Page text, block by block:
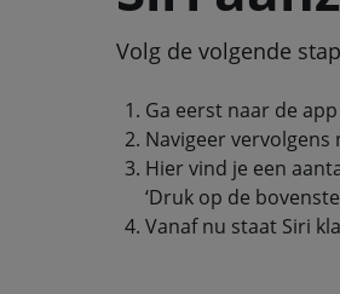
Volg de volgende
Ga eerst naar de app
Navigeer vervolgens
Hier vind je een
‘Druk op de
Vanaf nu staat Siri